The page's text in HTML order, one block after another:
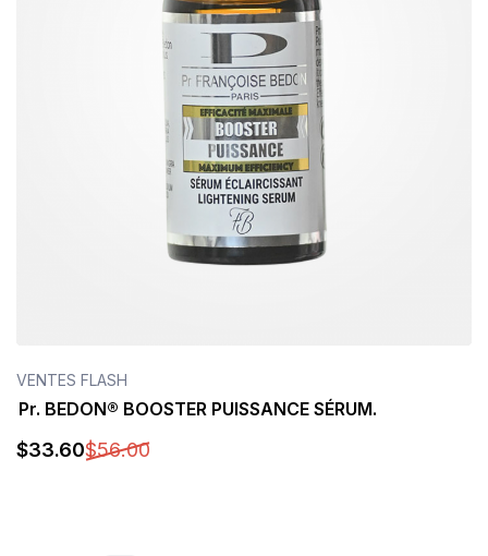
VENTES FLASH
Pr. BEDON® BOOSTER PUISSANCE SÉRUM.
$33.60$56.00